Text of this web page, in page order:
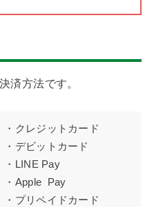
済方法です。
・クレジットカード
・デビットカード
・LINE Pay
・Apple Pay
・プリペイドカード